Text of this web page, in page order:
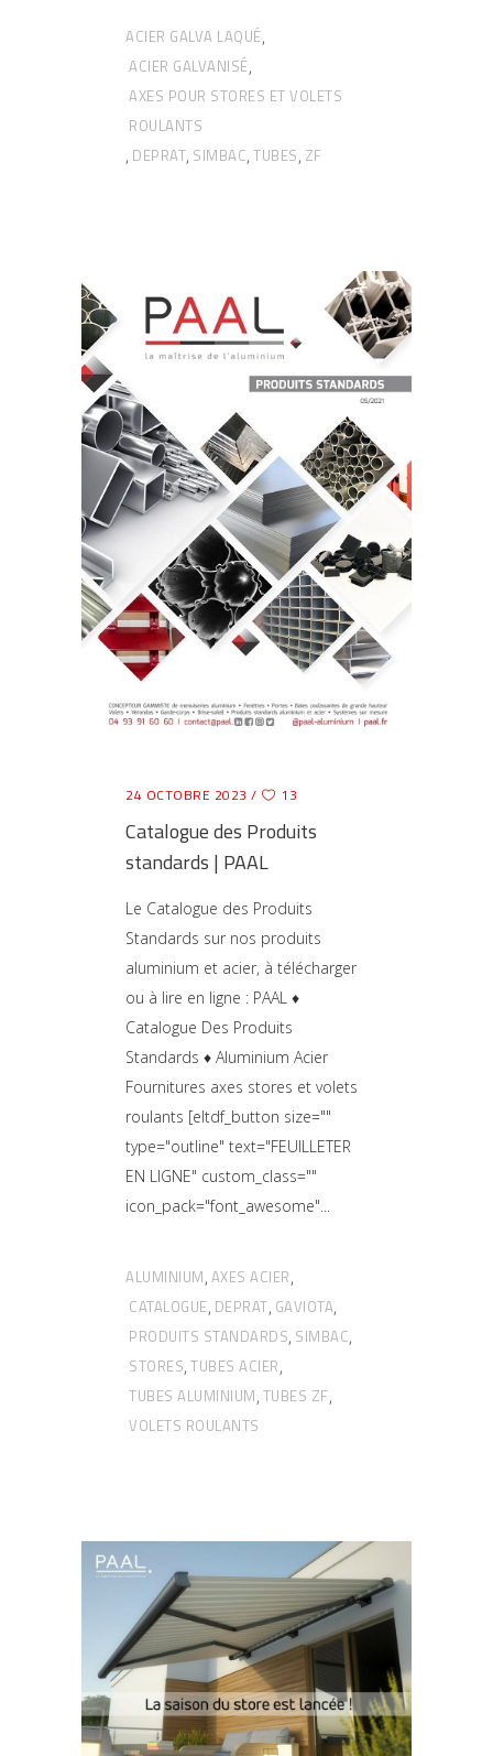
ACIER GALVA LAQUÉ,
ACIER GALVANISÉ,
AXES POUR STORES ET VOLETS
ROULANTS
, DEPRAT, SIMBAC, TUBES, ZF
24 OCTOBRE 2023 13
Catalogue des Produits
standards | PAAL
Le Catalogue des Produits
Standards sur nos produits
aluminium et acier, à télécharger
ou à lire en ligne : PAAL ♦
Catalogue Des Produits
Standards ♦ Aluminium Acier
Fournitures axes stores et volets
roulants [eltdf_button size=""
type="outline" text="FEUILLETER
EN LIGNE" custom_class=""
icon_pack="font_awesome"
ALUMINIUM, AXES ACIER,
CATALOGUE, DEPRAT, GAVIOTA,
PRODUITS STANDARDS, SIMBAC,
STORES, TUBES ACIER,
TUBES ALUMINIUM, TUBES ZF,
VOLETS ROULANTS